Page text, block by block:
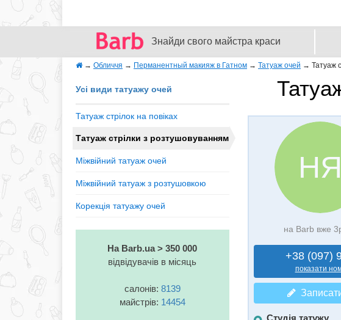
Знайди свого майстра краси
→ Обличчя → Перманентный макияж в Гатном → Татуаж очей → Татуаж
Усі види татуажу очей
Татуаж стрілок на повіках
Татуаж стрілки з розтушовуванням
Міжвійний татуаж очей
Міжвійний татуаж з розтушовкою
Корекція татуажу очей
На Barb.ua > 350 000
відвідувачів в місяць
салонів: 8139
майстрів: 14454
НЯ
на Barb вже
+38 (097)
показати
Студія татужу